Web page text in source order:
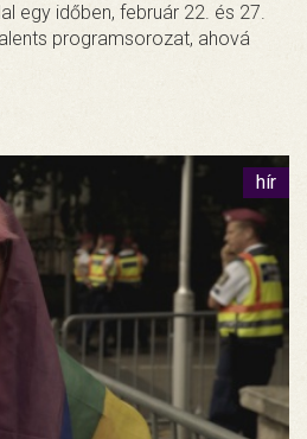
egy időben, február 22. és 27.
programsorozat, ahová
hír